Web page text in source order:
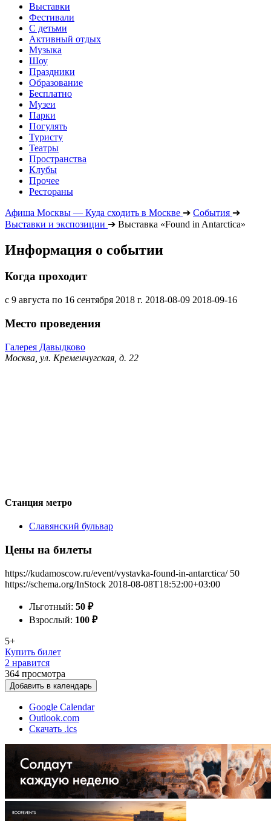
Выставки
Фестивали
С детьми
Активный отдых
Музыка
Шоу
Праздники
Образование
Бесплатно
Музеи
Парки
Погулять
Туристу
Театры
Пространства
Клубы
Прочее
Рестораны
Афиша Москвы — Куда сходить в Москве ➔ События ➔
Выставки и экспозиции ➔ Выставка «Found in Antarctica»
Информация о событии
Когда проходит
с 9 августа по 16 сентября 2018 г. 2018-08-09 2018-09-16
Место проведения
Галерея Давыдково
Москва, ул. Кременчугская, д. 22
Станция метро
Славянский бульвар
Цены на билеты
https://kudamoscow.ru/event/vystavka-found-in-antarctica/ 50
https://schema.org/InStock 2018-08-08T18:52:00+03:00
Льготный: 50 ₽
Взрослый: 100 ₽
5+
Купить билет
2 нравится
364 просмотра
Добавить в календарь
Google Calendar
Outlook.com
Скачать .ics